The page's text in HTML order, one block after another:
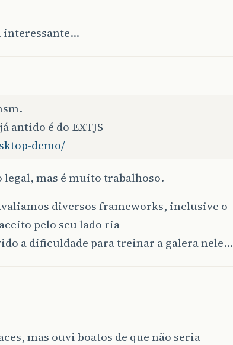
interessante…
antido é do EXTJS
demo/
mas é muito trabalhoso.
diversos frameworks, inclusive o
pelo seu lado ria
a dificuldade para treinar a galera nele…
mas ouvi boatos de que não seria